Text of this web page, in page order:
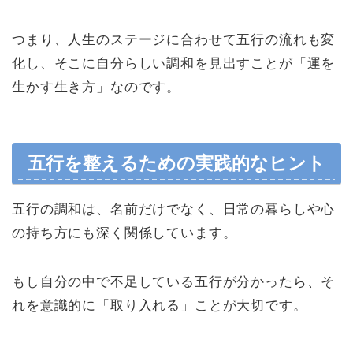
つまり、人生のステージに合わせて五行の流れも変
化し、そこに自分らしい調和を見出すことが「運を
生かす生き方」なのです。
五行を整えるための実践的なヒント
五行の調和は、名前だけでなく、日常の暮らしや心
の持ち方にも深く関係しています。
もし自分の中で不足している五行が分かったら、そ
れを意識的に「取り入れる」ことが大切です。